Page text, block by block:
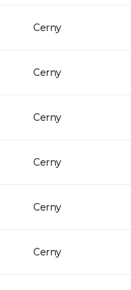
Cerny
Cerny
Cerny
Cerny
Cerny
Cerny